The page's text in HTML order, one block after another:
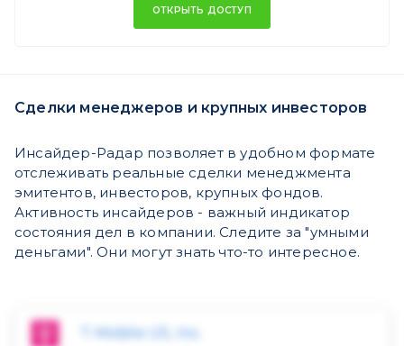
ОТКРЫТЬ ДОСТУП
Сделки менеджеров и крупных инвесторов
Инсайдер-Радар позволяет в удобном формате
отслеживать реальные сделки менеджмента
эмитентов, инвесторов, крупных фондов.
Активность инсайдеров - важный индикатор
состояния дел в компании. Следите за "умными
деньгами". Они могут знать что-то интересное.